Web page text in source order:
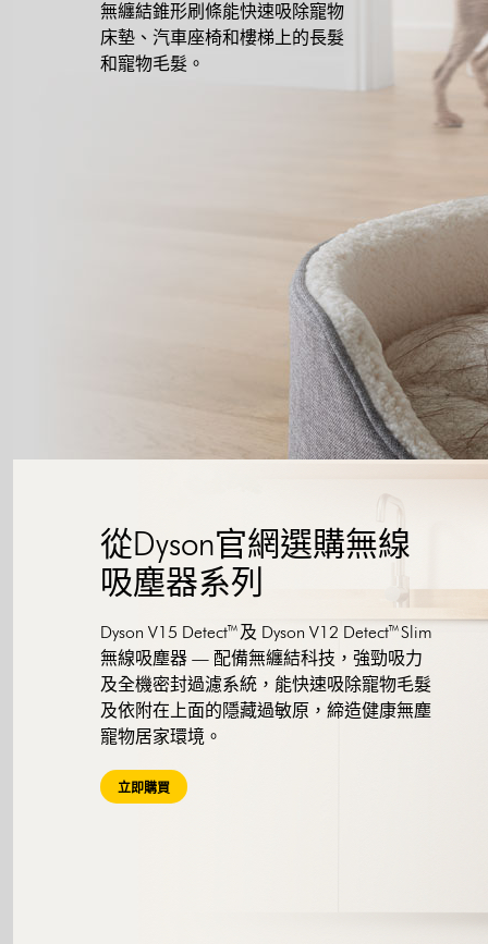
無纏結錐形刷條能快速吸除寵物
床墊、汽車座椅和樓梯上的長髮
和寵物毛髮。
從Dyson官網選購無線
吸塵器系列
Dyson V15 Detect™ 及 Dyson V12 Detect™ Slim
無線吸塵器 — 配備無纏結科技，強勁吸力
及全機密封過濾系統，能快速吸除寵物毛髮
及依附在上面的隱藏過敏原，締造健康無塵
寵物居家環境。
立即購買